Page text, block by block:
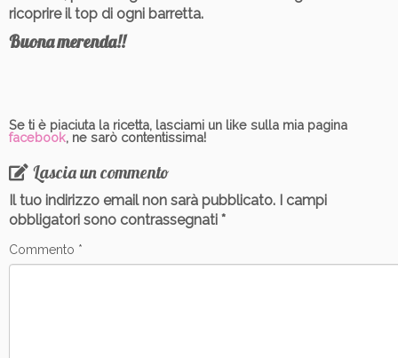
ricoprire il top di ogni barretta.
Buona merenda!!
Se ti è piaciuta la ricetta, lasciami un like sulla mia pagina
facebook, ne sarò contentissima!
Lascia un commento
Il tuo indirizzo email non sarà pubblicato. I campi
obbligatori sono contrassegnati *
Commento *